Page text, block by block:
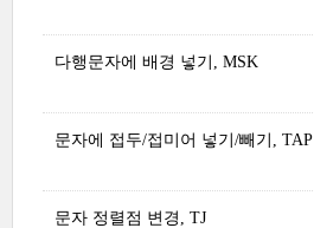
다행문자에 배경 넣기, MSK
문자에 접두/접미어 넣기/빼기, TAP
문자 정렬점 변경, TJ